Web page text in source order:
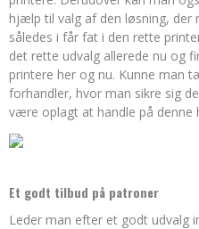
hjælp til valg af den løsning, der
således i får fat i den rette
det rette udvalg allerede nu og
printere her og nu. Kunne man
forhandler, hvor man sikre sig
være oplagt at handle på denne
Et godt tilbud på patroner
Leder man efter et godt udvalg